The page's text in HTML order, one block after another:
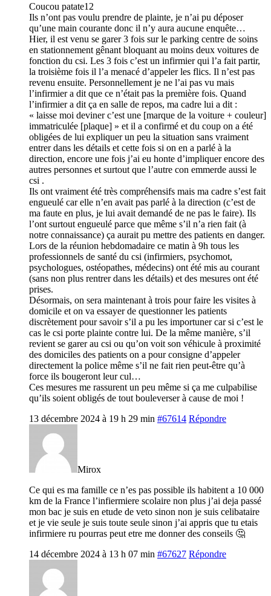
Coucou patate12
Ils n’ont pas voulu prendre de plainte, je n’ai pu déposer
qu’une main courante donc il n’y aura aucune enquête…
Hier, il est venu se garer 3 fois sur le parking centre de soins
en stationnement gênant bloquant au moins deux voitures de
fonction du csi. Les 3 fois c’est un infirmier qui l’a fait partir,
la troisième fois il l’a menacé d’appeler les flics. Il n’est pas
revenu ensuite. Personnellement je ne l’ai pas vu mais
l’infirmier a dit que ce n’était pas la première fois. Quand
l’infirmier a dit ça en salle de repos, ma cadre lui a dit :
« laisse moi deviner c’est une [marque de la voiture + couleur]
immatriculée [plaque] » et il a confirmé et du coup on a été
obligées de lui expliquer un peu la situation sans vraiment
entrer dans les détails et cette fois si on en a parlé à la
direction, encore une fois j’ai eu honte d’impliquer encore des
autres personnes et surtout que l’autre con emmerde aussi le
csi .
Ils ont vraiment été très compréhensifs mais ma cadre s’est fait
engueulé car elle n’en avait pas parlé à la direction (c’est de
ma faute en plus, je lui avait demandé de ne pas le faire). Ils
l’ont surtout engueulé parce que même s’il n’a rien fait (à
notre connaissance) ça aurait pu mettre des patients en danger.
Lors de la réunion hebdomadaire ce matin à 9h tous les
professionnels de santé du csi (infirmiers, psychomot,
psychologues, ostéopathes, médecins) ont été mis au courant
(sans non plus rentrer dans les détails) et des mesures ont été
prises.
Désormais, on sera maintenant à trois pour faire les visites à
domicile et on va essayer de questionner les patients
discrètement pour savoir s’il a pu les importuner car si c’est le
cas le csi porte plainte contre lui. De la même manière, s’il
revient se garer au csi ou qu’on voit son véhicule à proximité
des domiciles des patients on a pour consigne d’appeler
directement la police même s’il ne fait rien peut-être qu’à
force ils bougeront leur cul…
Ces mesures me rassurent un peu même si ça me culpabilise
qu’ils soient obligés de tout bouleverser à cause de moi !
13 décembre 2024 à 19 h 29 min #67614 Répondre
Mirox
Ce qui es ma famille ce n’es pas possible ils habitent a 10 000
km de la France l’infiermiere scolaire non plus j’ai deja passé
mon bac je suis en etude de veto sinon non je suis celibataire
et je vie seule je suis toute seule sinon j’ai appris que tu etais
infirmiere ru pourras peut etre me donner des conseils 🤔
14 décembre 2024 à 13 h 07 min #67627 Répondre